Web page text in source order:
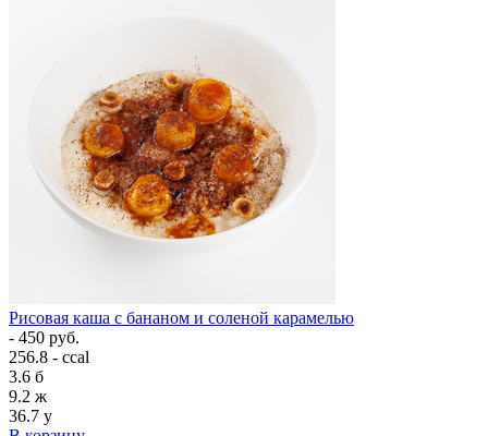
Рисовая каша с бананом и соленой карамелью
- 450 руб.
256.8 - ccal
3.6 б
9.2 ж
36.7 у